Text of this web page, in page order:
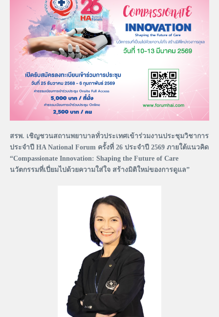
สรพ. เชิญชวนสถานพยาบาลทั่วประเทศเข้าร่วมงานประชุมวิชาการ
ประจำปี HA National Forum ครั้งที่ 26 ประจำปี 2569 ภายใต้แนวคิด
“Compassionate Innovation: Shaping the Future of Care
นวัตกรรมที่เปี่ยมไปด้วยความใส่ใจ สร้างมิติใหม่ของการดูแล”